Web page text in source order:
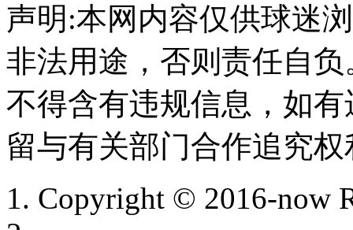
声明:本网内容仅供球迷
非法用途，否则责任自
不得含有违规信息，如
留与有关部门合作追究权
Copyright © 2016-now